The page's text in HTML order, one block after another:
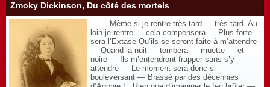
Zmoky Dickinson, Du côté des mortels
Même si je rentre très tard — très tard ­ Au
loin je rentre ­— cela compensera — Plus forte
sera l’Extase Qu’ils se seront faite à m’attendre
— Quand la nuit — tombera — muette — et
noire — Ils m’entendront frapper sans s’y
attendre — Le moment sera donc si
bouleversant — Brassé par des décennies